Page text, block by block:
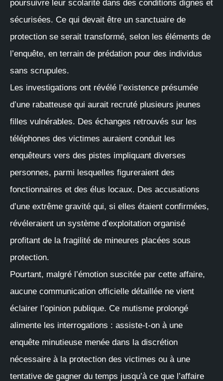
poursuivre leur scolarité dans des conditions dignes et
sécurisées. Ce qui devait être un sanctuaire de
protection se serait transformé, selon les éléments de
l’enquête, en terrain de prédation pour des individus
sans scrupules.
Les investigations ont révélé l’existence présumée
d’une rabatteuse qui aurait recruté plusieurs jeunes
filles vulnérables. Des échanges retrouvés sur les
téléphones des victimes auraient conduit les
enquêteurs vers des pistes impliquant diverses
personnes, parmi lesquelles figureraient des
fonctionnaires et des élus locaux. Des accusations
d’une extrême gravité qui, si elles étaient confirmées,
révéleraient un système d’exploitation organisé
profitant de la fragilité de mineures placées sous
protection.
Pourtant, malgré l’émotion suscitée par cette affaire,
aucune communication officielle détaillée ne vient
éclairer l’opinion publique. Ce mutisme prolongé
alimente les interrogations : assiste-t-on à une
enquête minutieuse menée dans la discrétion
nécessaire à la protection des victimes ou à une
tentative de gagner du temps jusqu’à ce que l’affaire